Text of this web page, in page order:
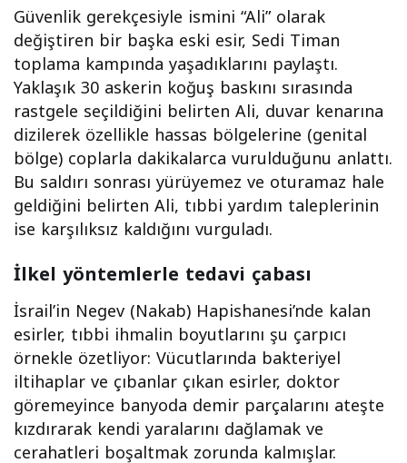
Güvenlik gerekçesiyle ismini “Ali” olarak
değiştiren bir başka eski esir, Sedi Timan
toplama kampında yaşadıklarını paylaştı.
Yaklaşık 30 askerin koğuş baskını sırasında
rastgele seçildiğini belirten Ali, duvar kenarına
dizilerek özellikle hassas bölgelerine (genital
bölge) coplarla dakikalarca vurulduğunu anlattı.
Bu saldırı sonrası yürüyemez ve oturamaz hale
geldiğini belirten Ali, tıbbi yardım taleplerinin
ise karşılıksız kaldığını vurguladı.
İlkel yöntemlerle tedavi çabası
İsrail’in Negev (Nakab) Hapishanesi’nde kalan
esirler, tıbbi ihmalin boyutlarını şu çarpıcı
örnekle özetliyor: Vücutlarında bakteriyel
iltihaplar ve çıbanlar çıkan esirler, doktor
göremeyince banyoda demir parçalarını ateşte
kızdırarak kendi yaralarını dağlamak ve
cerahatleri boşaltmak zorunda kalmışlar.